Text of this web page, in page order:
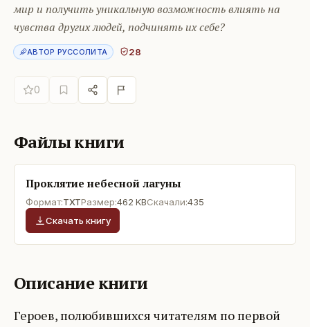
мир и получить уникальную возможность влиять на
чувства других людей, подчинять их себе?
АВТОР РУССОЛИТА 28
0
Файлы книги
Проклятие небесной лагуны
Формат:TXTРазмер:462 KBСкачали:435
Скачать книгу
Описание книги
Героев, полюбившихся читателям по первой